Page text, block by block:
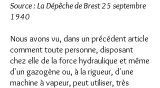
Source : La Dépêche de Brest 25 septembre
1940
Nous avons vu, dans un précédent article
comment toute personne, disposant
chez elle de la force hydraulique et même
d'un gazogène ou, à la rigueur, d'une
machine à vapeur, peut utiliser, très